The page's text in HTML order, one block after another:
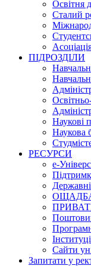
Освітня
Сталий
ПІДРОЗДІЛИ
Наукові
Наукова
РЕСУРСИ
е-
Державні
Сайти
Запитати у